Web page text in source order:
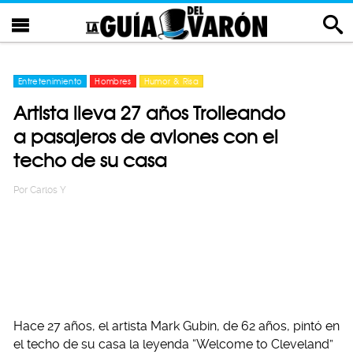
Entretenimiento Hombres Humor & Risa
Artista lleva 27 años Trolleando
a pasajeros de aviones con el
techo de su casa
Por Carlos Y
Hace 27 años, el artista Mark Gubin, de 62 años, pintó en
el techo de su casa la leyenda “Welcome to Cleveland”